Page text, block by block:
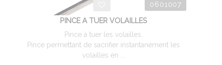
0601007
PINCE A TUER VOLAILLES
Pince à tuer les volailles.
Pince permettant de sacrifier instantanément les
volailles en ...